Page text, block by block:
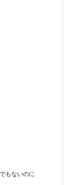
もないのに